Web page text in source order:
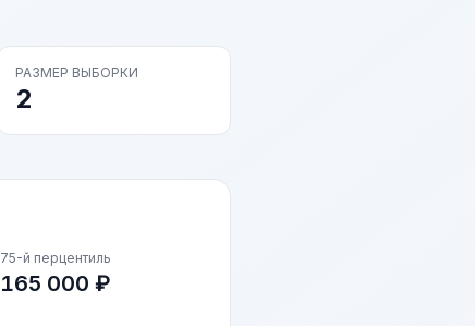
РАЗМЕР ВЫБОРКИ
2
75-й перцентиль
165 000 ₽